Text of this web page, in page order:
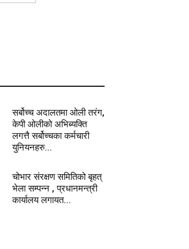
सर्बोच्च अदालतमा ओली तरंग,
केपी ओलीको अभिब्यक्ति
लगत्तै सर्बोच्चका कर्मचारी
युनियनहरु...
चोभार संरक्षण समितिको बृहत्
भेला सम्पन्न , प्रधानमन्त्री
कार्यालय लगायत...